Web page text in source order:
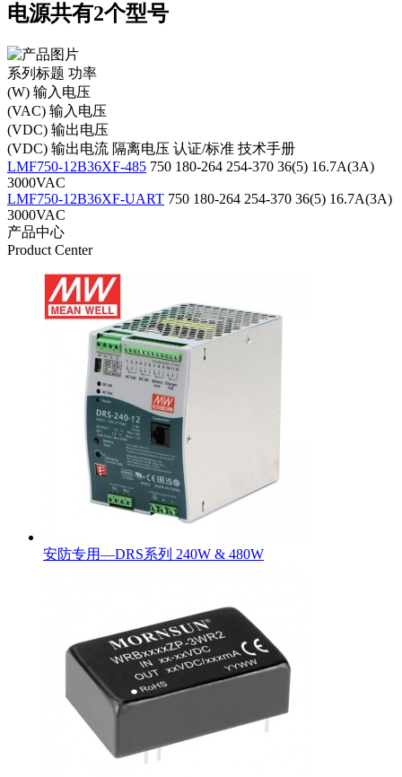
电源共有2个型号
系列标题 功率
(W) 输入电压
(VAC) 输入电压
(VDC) 输出电压
(VDC) 输出电流 隔离电压 认证/标准 技术手册
LMF750-12B36XF-485 750 180-264 254-370 36(5) 16.7A(3A)
3000VAC
LMF750-12B36XF-UART 750 180-264 254-370 36(5) 16.7A(3A)
3000VAC
产品中心
Product Center
安防专用—DRS系列 240W & 480W